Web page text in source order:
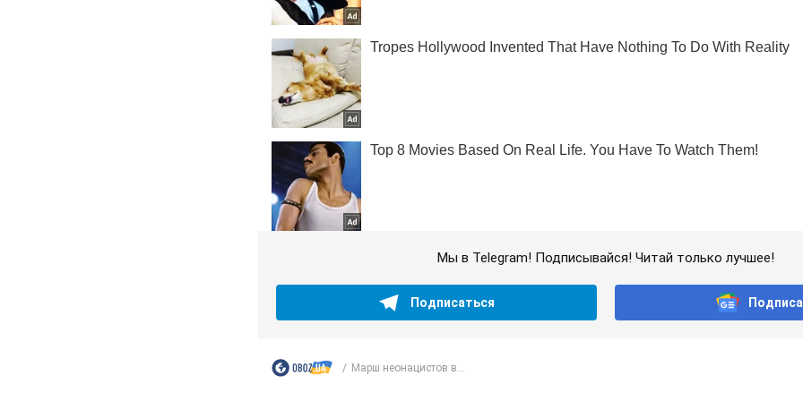
Мы в Telegram! Подписывайся! Читай только лучшее!
Подписаться
Марш неонацистов в...